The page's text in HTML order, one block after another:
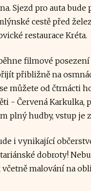
Sjezd pro auta bude
cestě před
restaurace Kréta.
filmové posezení
přibližně na
můžete od čtrnácti
- Červená Karkulka,
plný hudby, vstup je
i vynikající
dobroty!
malování na